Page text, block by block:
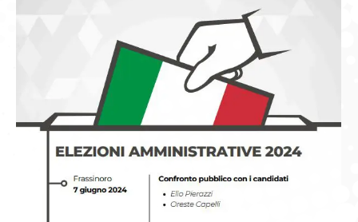
GIOVEDÌ GASTRONOMICI
COMUNICATI E NEWS
CONTATTI